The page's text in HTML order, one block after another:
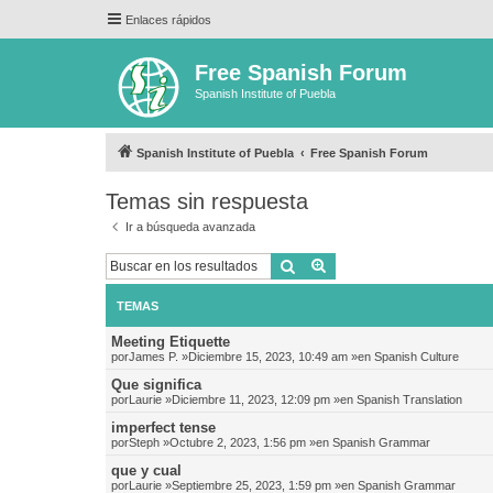
Enlaces rápidos
Free Spanish Forum
Spanish Institute of Puebla
Spanish Institute of Puebla Free Spanish Forum
Temas sin respuesta
Ir a búsqueda avanzada
Buscar
TEMAS
Meeting Etiquette
porJames P. »Diciembre 15, 2023, 10:49 am »en Spanish Culture
Que significa
porLaurie »Diciembre 11, 2023, 12:09 pm »en Spanish Translation
imperfect tense
porSteph »Octubre 2, 2023, 1:56 pm »en Spanish Grammar
que y cual
porLaurie »Septiembre 25, 2023, 1:59 pm »en Spanish Grammar